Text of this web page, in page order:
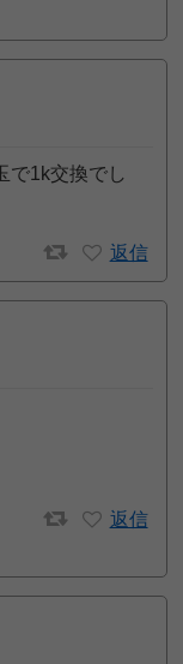
で1k交換でし
返信
返信